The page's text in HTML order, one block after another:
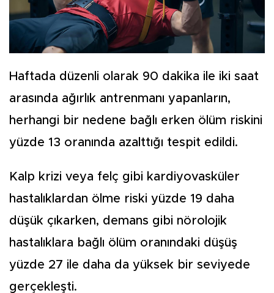
Haftada düzenli olarak 90 dakika ile iki saat
arasında ağırlık antrenmanı yapanların,
herhangi bir nedene bağlı erken ölüm riskini
yüzde 13 oranında azalttığı tespit edildi.
Kalp krizi veya felç gibi kardiyovasküler
hastalıklardan ölme riski yüzde 19 daha
düşük çıkarken, demans gibi nörolojik
hastalıklara bağlı ölüm oranındaki düşüş
yüzde 27 ile daha da yüksek bir seviyede
gerçekleşti.